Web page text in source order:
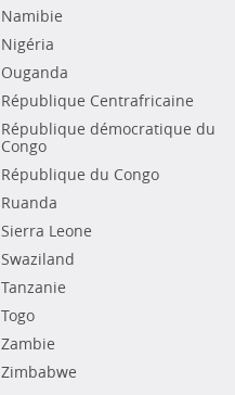
Namibie
Nigéria
Ouganda
République Centrafricaine
République démocratique du
Congo
République du Congo
Ruanda
Sierra Leone
Swaziland
Tanzanie
Togo
Zambie
Zimbabwe